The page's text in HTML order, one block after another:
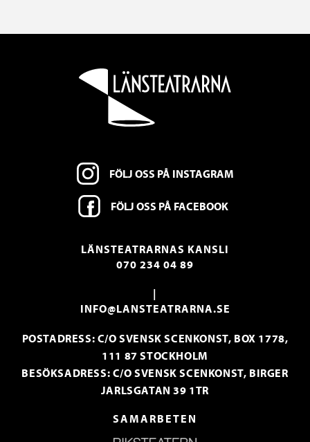
FÖLJ OSS PÅ INSTAGRAM
FÖLJ OSS PÅ FACEBOOK
LÄNSTEATRARNAS KANSLI
070 234 04 89
|
INFO@LANSTEATRARNA.SE
POSTADRESS: C/O SVENSK SCENKONST, BOX 1778,
111 87 STOCKHOLM
BESÖKSADRESS: C/O SVENSK SCENKONST, BIRGER
JARLSGATAN 39 1TR
SAMARBETEN